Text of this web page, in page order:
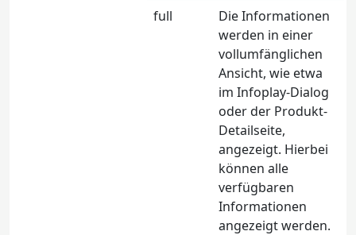
full
Die Informationen
werden in einer
vollumfänglichen
Ansicht, wie etwa
im Infoplay-Dialog
oder der Produkt-
Detailseite,
angezeigt. Hierbei
können alle
verfügbaren
Informationen
angezeigt werden.